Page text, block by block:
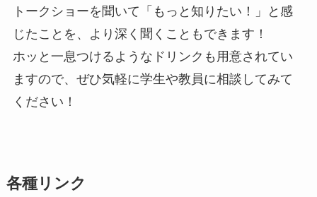
トークショーを聞いて「もっと知りたい！」と感
じたことを、より深く聞くこともできます！
ホッと一息つけるようなドリンクも用意されてい
ますので、ぜひ気軽に学生や教員に相談してみて
ください！
各種リンク